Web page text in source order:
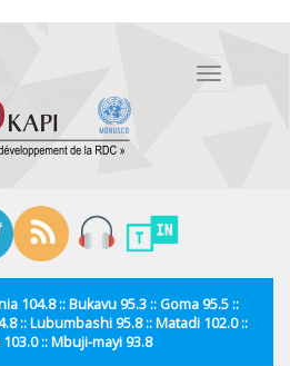
Toggle
104.8 :: Bukavu 95.3 :: Goma 95.5 ::
:: Lubumbashi 95.8 :: Matadi 102.0 ::
:: Mbuji-mayi 93.8